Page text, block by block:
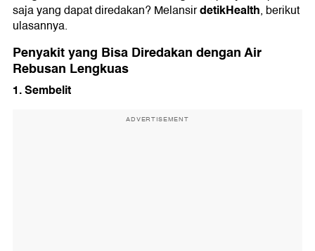
saja yang dapat diredakan? MelansirdetikHealth, berikut
ulasannya.
Penyakit yang Bisa Diredakan dengan Air
Rebusan Lengkuas
1. Sembelit
ADVERTISEMENT